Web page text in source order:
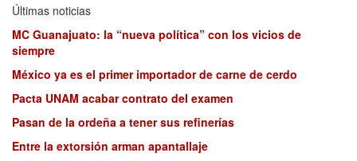
Últimas noticias
MC Guanajuato: la “nueva política” con los vicios de
siempre
México ya es el primer importador de carne de cerdo
Pacta UNAM acabar contrato del examen
Pasan de la ordeña a tener sus refinerías
Entre la extorsión arman apantallaje